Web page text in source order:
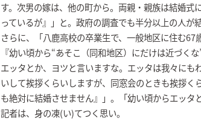
す。次男の嫁は、他の町から。両親・親族は結婚
っているが』」と。政府の調査でも半分以上の人が
さらに、「八鹿高校の卒業生で、一般地区に住む67
『幼い頃から“あそこ（同和地区）にだけは近づく
エッタとか、ヨツと言いますな。エッタは我々に
いして挨拶くらいしますが、同窓会のときも挨拶
も絶対に結婚させません』」。「幼い頃からエッ
記者は、身の凍(い)てつく思い。